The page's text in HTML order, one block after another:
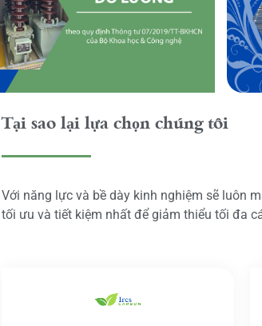
Tại sao lại lựa chọn chúng tôi
Với năng lực và bề dày kinh nghiệm sẽ luôn
tối ưu và tiết kiệm nhất để giảm thiểu tối đa